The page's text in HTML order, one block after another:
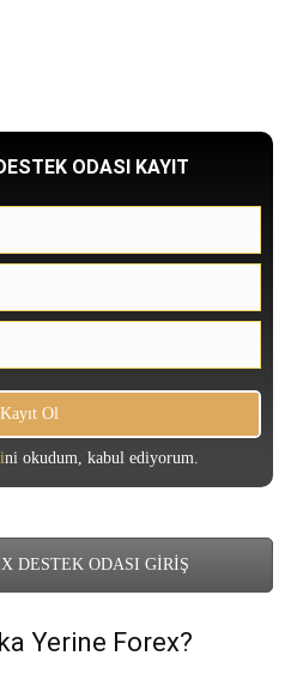
ODASI KAYIT
ni okudum, kabul ediyorum.
DESTEK ODASI GİRİŞ
Yerine Forex?